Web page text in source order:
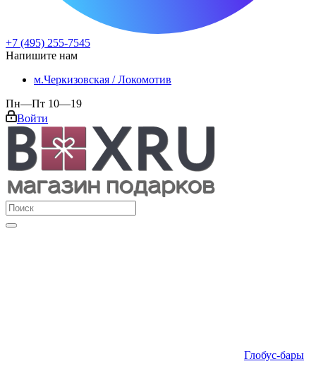
+7 (495) 255-7545
Напишите нам
м.Черкизовская / Локомотив
Пн—Пт 10—19
Войти
Глобус-бары